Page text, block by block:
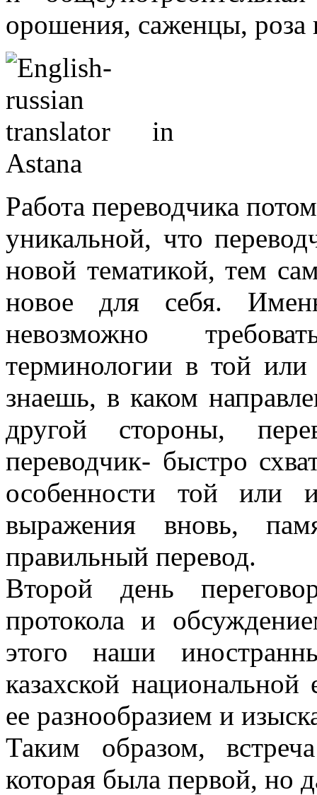
орошения, саженцы, роза
Работа переводчика
уникальной, что
новой тематикой, тем
новое для себя.
невозможно
терминологии в той или
знаешь, в каком
другой стороны,
переводчик- быстро
особенности той или
выражения вновь,
правильный перевод.
Второй день
протокола и
этого наши
казахской
ее разнообразием и
Таким образом,
которая была первой, но